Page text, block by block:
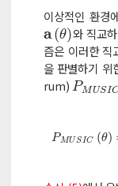
이상적인 환경
a(θ)
aθ
와 직교
즘은 이러한 직
을 판별하기
rum) PMUSI
PMUSIC
PMUSIC (θ)
PMUSI